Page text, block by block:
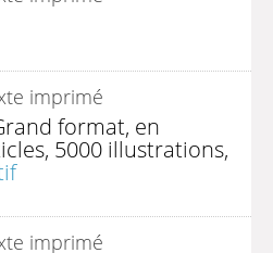
format, en
5000 illustrations,